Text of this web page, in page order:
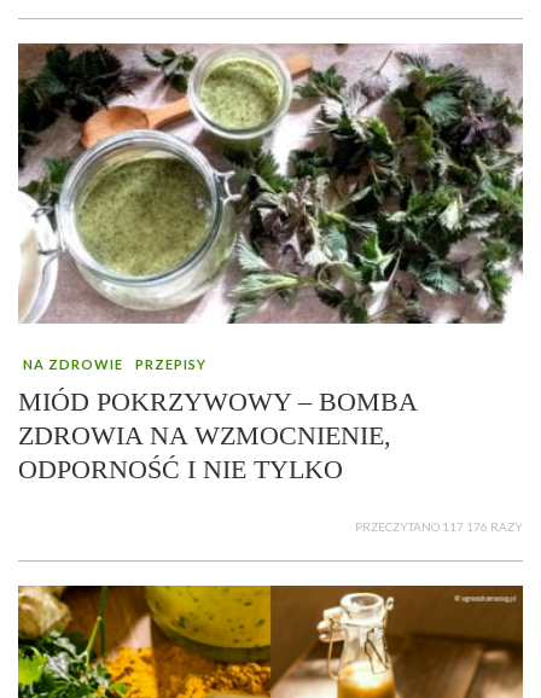
NA ZDROWIE PRZEPISY
MIÓD POKRZYWOWY – BOMBA
ZDROWIA NA WZMOCNIENIE,
ODPORNOŚĆ I NIE TYLKO
PRZECZYTANO 117 176 RAZY